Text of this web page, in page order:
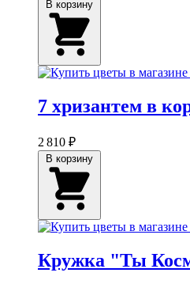
7 хризантем в
2 810 ₽
Кружка "Ты